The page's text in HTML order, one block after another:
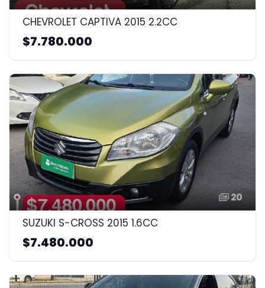
CHEVROLET CAPTIVA 2015 2.2CC
$7.780.000
20
SUZUKI S-CROSS 2015 1.6CC
$7.480.000